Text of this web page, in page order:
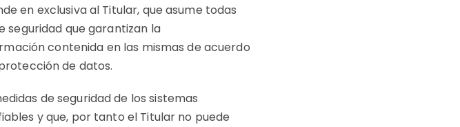
en exclusiva al Titular, que asume todas
seguridad que garantizan la
contenida en las mismas de acuerdo
de datos.
de seguridad de los sistemas
y que, por tanto el Titular no puede